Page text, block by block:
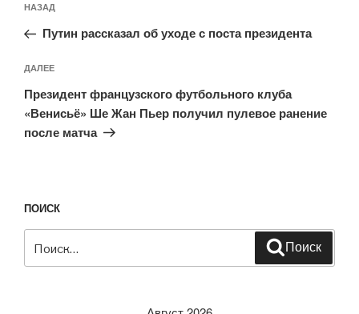
по
записям
Предыдущая
запись:
НАЗАД
Путин рассказал об уходе с поста президента
Следующая
запись
ДАЛЕЕ
Президент французского футбольного клуба
«Венисьё» Ше Жан Пьер получил пулевое ранение
после матча
ПОИСК
Поиск